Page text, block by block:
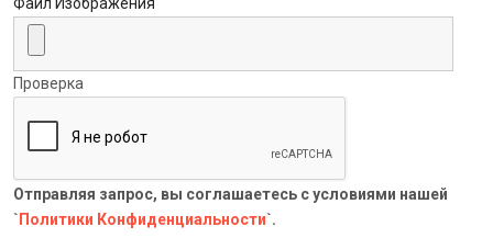
Проверка
Отправляя запрос, вы соглашаетесь с условиями нашей
` Политики Конфиденциальности`.